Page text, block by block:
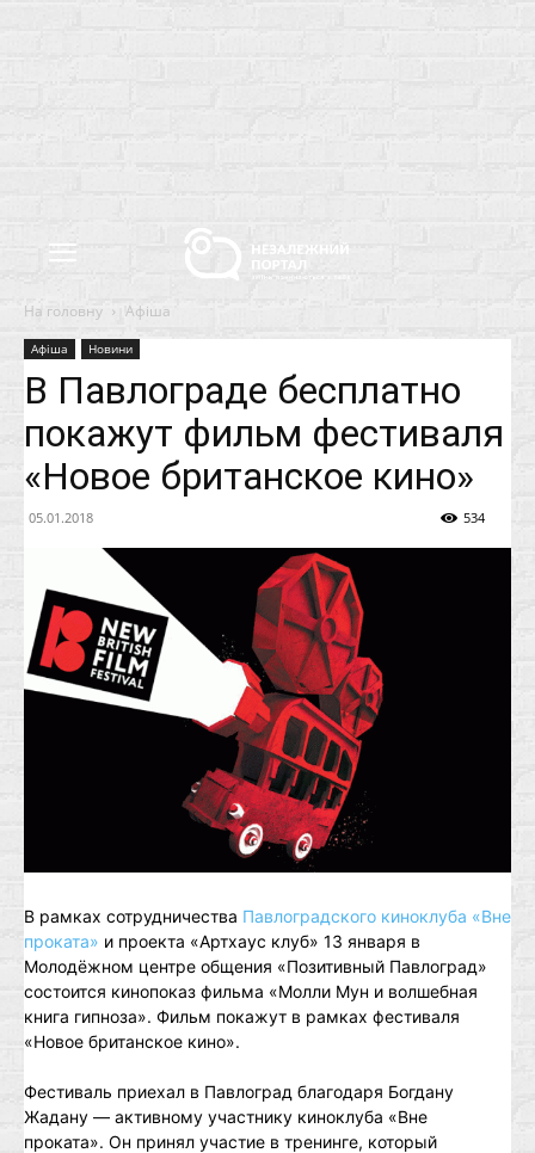
На головну Афіша
Афіша Новини
В Павлограде бесплатно
покажут фильм фестиваля
«Новое британское кино»
05.01.2018 534
В рамках сотрудничества Павлоградского киноклуба «Вне
проката» и проекта «Артхаус клуб» 13 января в
Молодёжном центре общения «Позитивный Павлоград»
состоится кинопоказ фильма «Молли Мун и волшебная
книга гипноза». Фильм покажут в рамках фестиваля
«Новое британское кино».
Фестиваль приехал в Павлоград благодаря Богдану
Жадану — активному участнику киноклуба «Вне
проката». Он принял участие в тренинге, который